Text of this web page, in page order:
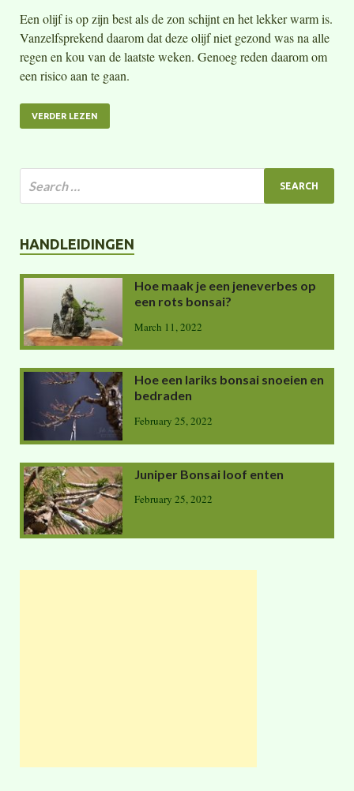
Een olijf is op zijn best als de zon schijnt en het lekker warm is.
Vanzelfsprekend daarom dat deze olijf niet gezond was na alle
regen en kou van de laatste weken. Genoeg reden daarom om
een risico aan te gaan.
VERDER LEZEN
HANDLEIDINGEN
Hoe maak je een jeneverbes op
een rots bonsai?
March 11, 2022
Hoe een lariks bonsai snoeien en
bedraden
February 25, 2022
Juniper Bonsai loof enten
February 25, 2022